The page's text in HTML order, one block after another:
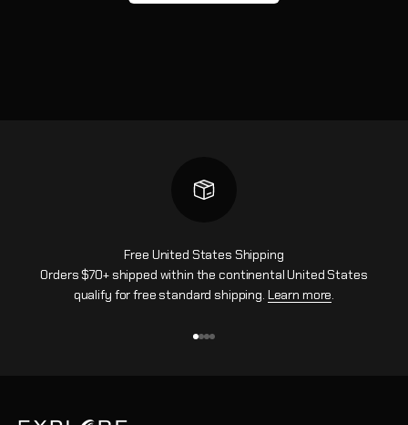
Free United States Shipping
Orders $70+ shipped within the continental United States
qualify for free standard shipping. Learn more.